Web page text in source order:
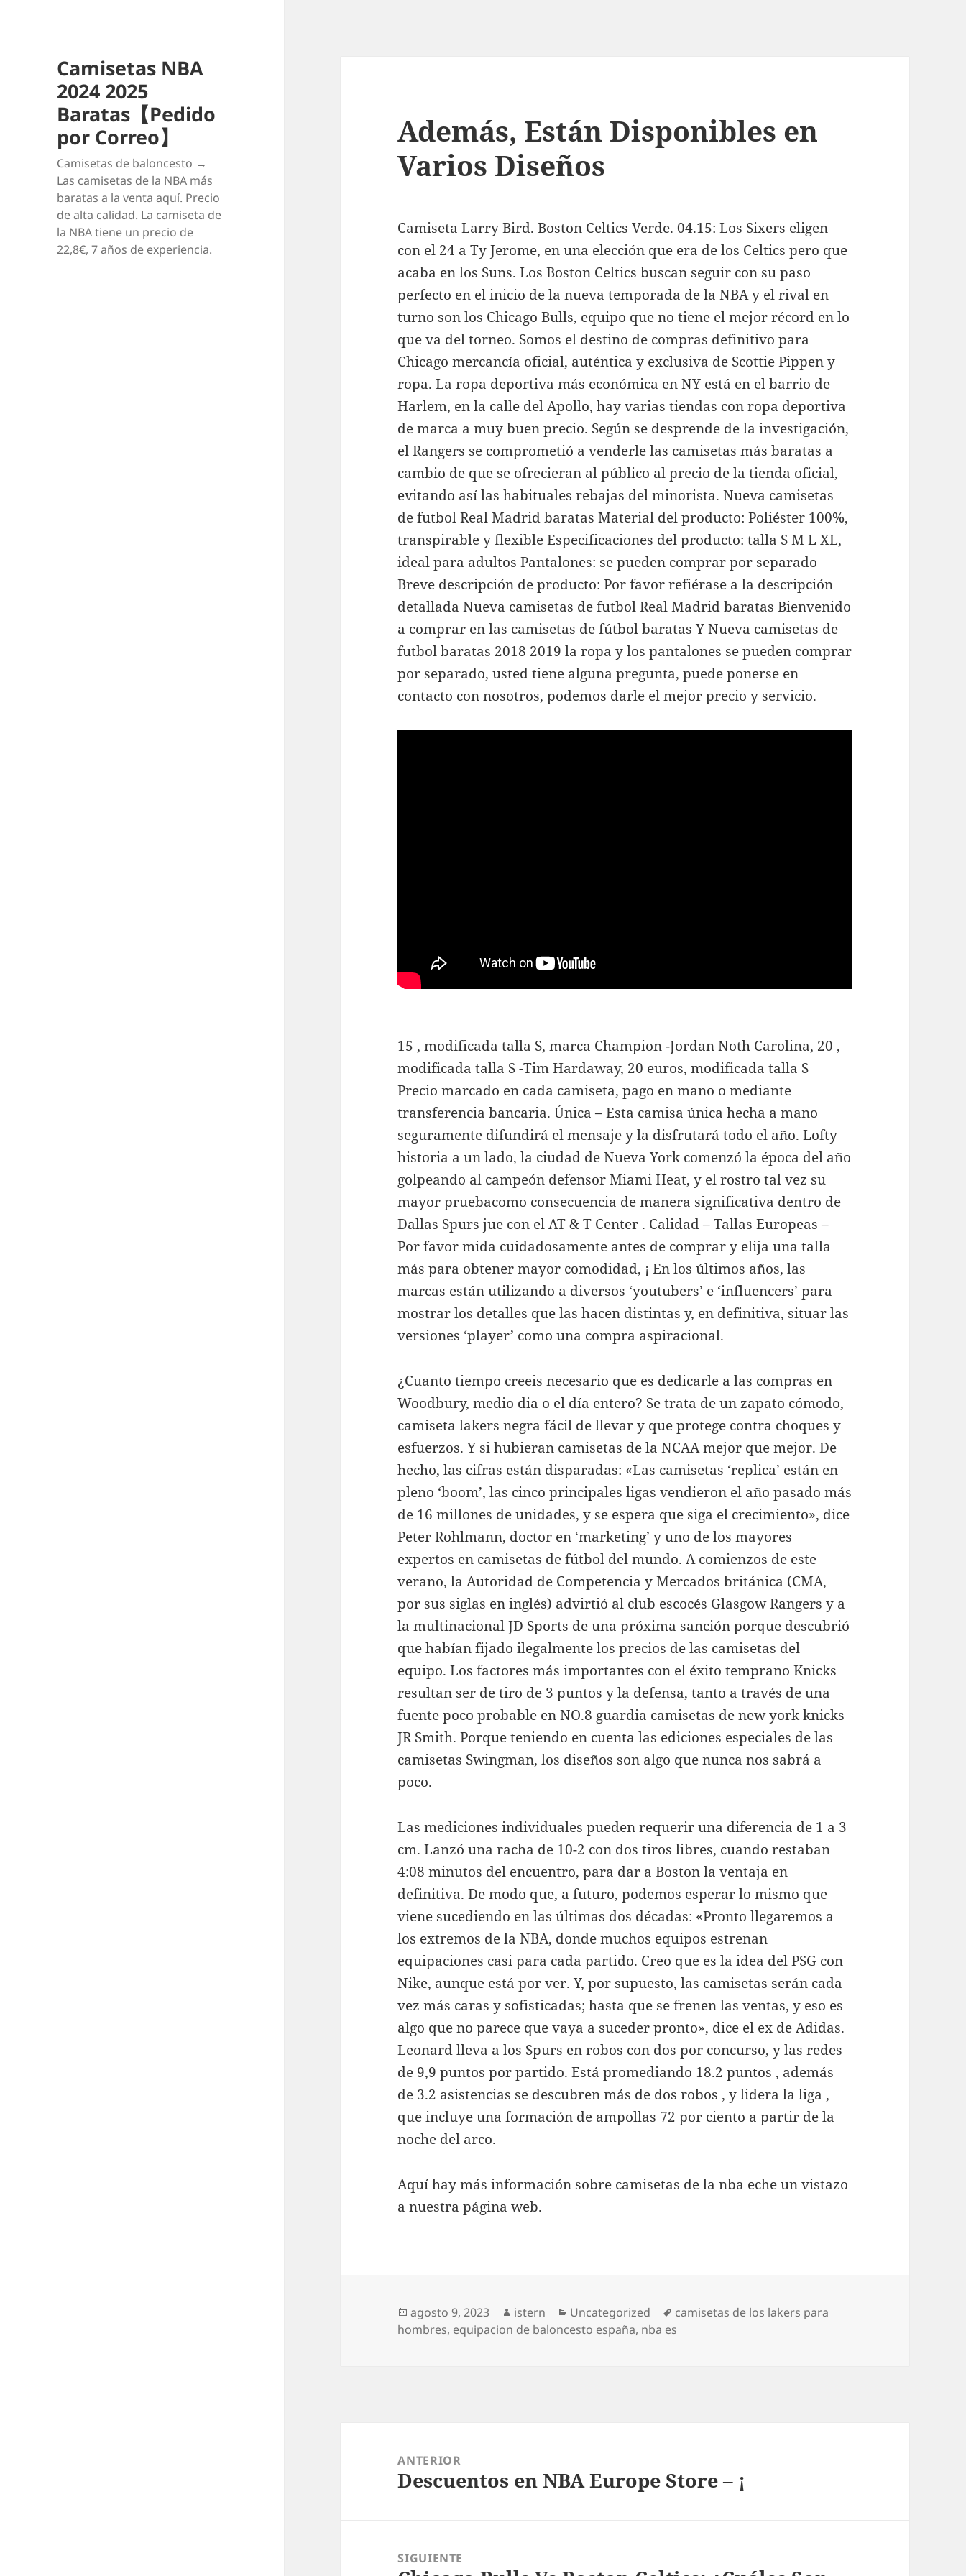
Camisetas NBA
2024 2025
Baratas【Pedido
por Correo】
Camisetas de baloncesto →
Las camisetas de la NBA más
baratas a la venta aquí. Precio
de alta calidad. La camiseta de
la NBA tiene un precio de
22,8€, 7 años de experiencia.
Además, Están Disponibles en
Varios Diseños
Camiseta Larry Bird. Boston Celtics Verde. 04.15: Los Sixers eligen
con el 24 a Ty Jerome, en una elección que era de los Celtics pero que
acaba en los Suns. Los Boston Celtics buscan seguir con su paso
perfecto en el inicio de la nueva temporada de la NBA y el rival en
turno son los Chicago Bulls, equipo que no tiene el mejor récord en lo
que va del torneo. Somos el destino de compras definitivo para
Chicago mercancía oficial, auténtica y exclusiva de Scottie Pippen y
ropa. La ropa deportiva más económica en NY está en el barrio de
Harlem, en la calle del Apollo, hay varias tiendas con ropa deportiva
de marca a muy buen precio. Según se desprende de la investigación,
el Rangers se comprometió a venderle las camisetas más baratas a
cambio de que se ofrecieran al público al precio de la tienda oficial,
evitando así las habituales rebajas del minorista. Nueva camisetas
de futbol Real Madrid baratas Material del producto: Poliéster 100%,
transpirable y flexible Especificaciones del producto: talla S M L XL,
ideal para adultos Pantalones: se pueden comprar por separado
Breve descripción de producto: Por favor refiérase a la descripción
detallada Nueva camisetas de futbol Real Madrid baratas Bienvenido
a comprar en las camisetas de fútbol baratas Y Nueva camisetas de
futbol baratas 2018 2019 la ropa y los pantalones se pueden comprar
por separado, usted tiene alguna pregunta, puede ponerse en
contacto con nosotros, podemos darle el mejor precio y servicio.
15 , modificada talla S, marca Champion -Jordan Noth Carolina, 20 ,
modificada talla S -Tim Hardaway, 20 euros, modificada talla S
Precio marcado en cada camiseta, pago en mano o mediante
transferencia bancaria. Única – Esta camisa única hecha a mano
seguramente difundirá el mensaje y la disfrutará todo el año. Lofty
historia a un lado, la ciudad de Nueva York comenzó la época del año
golpeando al campeón defensor Miami Heat, y el rostro tal vez su
mayor pruebacomo consecuencia de manera significativa dentro de
Dallas Spurs jue con el AT & T Center . Calidad – Tallas Europeas –
Por favor mida cuidadosamente antes de comprar y elija una talla
más para obtener mayor comodidad, ¡ En los últimos años, las
marcas están utilizando a diversos ‘youtubers’ e ‘influencers’ para
mostrar los detalles que las hacen distintas y, en definitiva, situar las
versiones ‘player’ como una compra aspiracional.
¿Cuanto tiempo creeis necesario que es dedicarle a las compras en
Woodbury, medio dia o el día entero? Se trata de un zapato cómodo,
camiseta lakers negra fácil de llevar y que protege contra choques y
esfuerzos. Y si hubieran camisetas de la NCAA mejor que mejor. De
hecho, las cifras están disparadas: «Las camisetas ‘replica’ están en
pleno ‘boom’, las cinco principales ligas vendieron el año pasado más
de 16 millones de unidades, y se espera que siga el crecimiento», dice
Peter Rohlmann, doctor en ‘marketing’ y uno de los mayores
expertos en camisetas de fútbol del mundo. A comienzos de este
verano, la Autoridad de Competencia y Mercados británica (CMA,
por sus siglas en inglés) advirtió al club escocés Glasgow Rangers y a
la multinacional JD Sports de una próxima sanción porque descubrió
que habían fijado ilegalmente los precios de las camisetas del
equipo. Los factores más importantes con el éxito temprano Knicks
resultan ser de tiro de 3 puntos y la defensa, tanto a través de una
fuente poco probable en NO.8 guardia camisetas de new york knicks
JR Smith. Porque teniendo en cuenta las ediciones especiales de las
camisetas Swingman, los diseños son algo que nunca nos sabrá a
poco.
Las mediciones individuales pueden requerir una diferencia de 1 a 3
cm. Lanzó una racha de 10-2 con dos tiros libres, cuando restaban
4:08 minutos del encuentro, para dar a Boston la ventaja en
definitiva. De modo que, a futuro, podemos esperar lo mismo que
viene sucediendo en las últimas dos décadas: «Pronto llegaremos a
los extremos de la NBA, donde muchos equipos estrenan
equipaciones casi para cada partido. Creo que es la idea del PSG con
Nike, aunque está por ver. Y, por supuesto, las camisetas serán cada
vez más caras y sofisticadas; hasta que se frenen las ventas, y eso es
algo que no parece que vaya a suceder pronto», dice el ex de Adidas.
Leonard lleva a los Spurs en robos con dos por concurso, y las redes
de 9,9 puntos por partido. Está promediando 18.2 puntos , además
de 3.2 asistencias se descubren más de dos robos , y lidera la liga ,
que incluye una formación de ampollas 72 por ciento a partir de la
noche del arco.
Aquí hay más información sobre camisetas de la nba eche un vistazo
a nuestra página web.
Publicado
el
agosto 9, 2023 Autor
istern Categorías
Uncategorized Etiquetas
camisetas de los lakers para
hombres, equipacion de baloncesto españa, nba es
entradas
ANTERIOR
Entrada
Descuentos en NBA Europe Store – ¡
SIGUIENTE